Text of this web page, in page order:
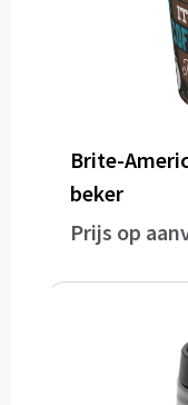
Brite-
beker
Prijs op